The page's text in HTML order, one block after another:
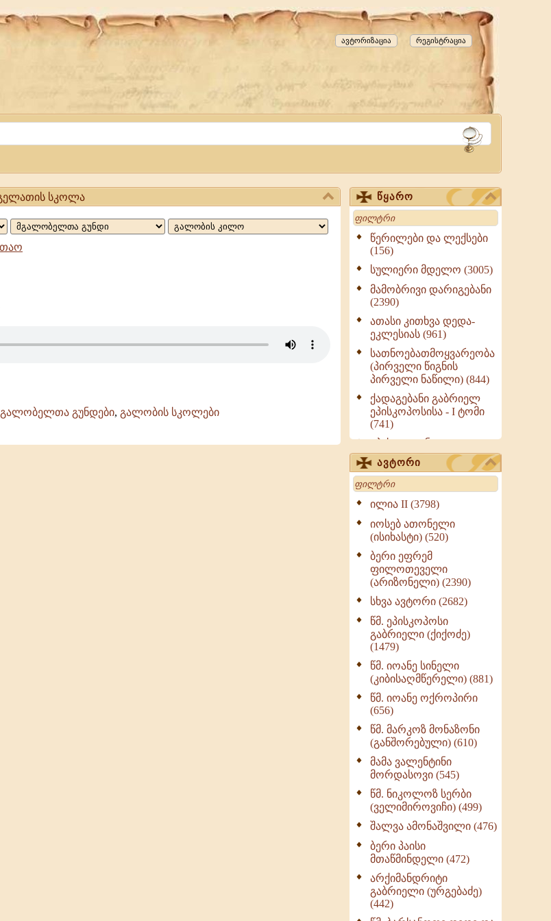
რეგისტრაცია
ავტორიზაცია
სკოლა
გუნდები, გალობის სკოლები
წყარო
Search
წერილები და ლექსები
(156)
სულიერი მდელო (3005)
მამობრივი დარიგებანი
(2390)
ათასი კითხვა დედა-
ეკლესიას (961)
სათნოებათმოყვარეობა
(პირველი წიგნის
პირველი ნაწილი) (844)
ქადაგებანი გაბრიელ
ეპისკოპოსისა - I ტომი
(741)
ეპისტოლენი,
ქადაგებანი, სიტყვანი
(ნაწილი III) (723)
მოძღვრის ძალზე
სასარგებლო რჩევები
მრევლისათვის (545)
Wisdomge (514)
ქადაგებანი გაბრიელ
ეპისკოპოსისა - II ტომი
(370)
სულიერი ცხოვრების
სახელმძღვანელო -
ნაწილი II (369)
ღმერთი და ადამიანები
(287)
ბერის დიადემა (278)
მონაზვნური
გამოცდილების
ოთხი ასეული თავი
სიყვარულის შესახებ
(259)
ავტორი
Search
ილია II (3798)
იოსებ ათონელი
(ისიხასტი) (520)
ბერი ეფრემ
ფილოთეველი
(არიზონელი) (2390)
სხვა ავტორი (2682)
წმ. ეპისკოპოსი
გაბრიელი (ქიქოძე)
(1479)
წმ. იოანე სინელი
(კიბისაღმწერელი) (881)
წმ. იოანე ოქროპირი
(656)
წმ. მარკოზ მონაზონი
(განშორებული) (610)
მამა ვალენტინი
მორდასოვი (545)
წმ. ნიკოლოზ სერბი
(ველიმიროვიჩი) (499)
შალვა ამონაშვილი (476)
ბერი პაისი
მთაწმინდელი (472)
არქიმანდრიტი
გაბრიელი (ურგებაძე)
(442)